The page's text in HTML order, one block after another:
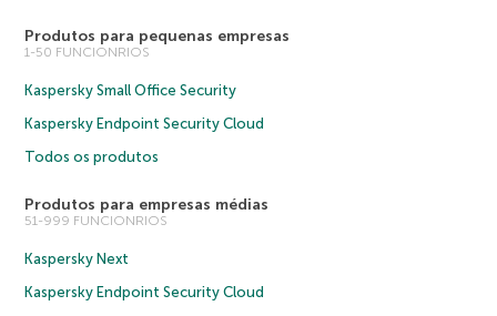
Produtos para pequenas empresas
1-50 FUNCIONRIOS
Kaspersky Small Office Security
Kaspersky Endpoint Security Cloud
Todos os produtos
Produtos para empresas médias
51-999 FUNCIONRIOS
Kaspersky Next
Kaspersky Endpoint Security Cloud